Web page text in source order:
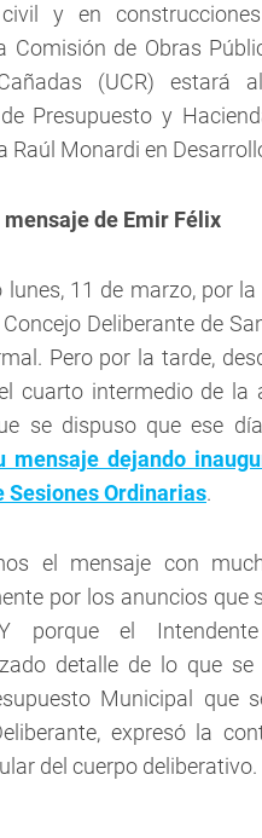
y en
Comisión de Obras
(UCR) estará
Presupuesto y
Raúl Monardi en
mensaje de Emir Félix
lunes, 11 de marzo, por
Concejo Deliberante de
Pero por la tarde,
cuarto intermedio de la
se dispuso que ese día
mensaje dejando
Sesiones Ordinarias.
el mensaje con
por los anuncios que
porque el
detalle de lo que se
Municipal que
expresó la
del cuerpo deliberativo.